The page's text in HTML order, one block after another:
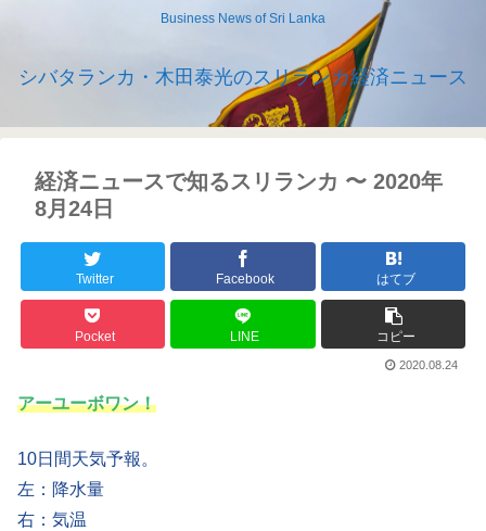
Business News of Sri Lanka
シバタランカ・木田泰光のスリランカ経済ニュース
経済ニュースで知るスリランカ 〜 2020年
8月24日
Twitter Facebook はてブ
Pocket LINE コピー
2020.08.24
アーユーボワン！
10日間天気予報。
左：降水量
右：気温